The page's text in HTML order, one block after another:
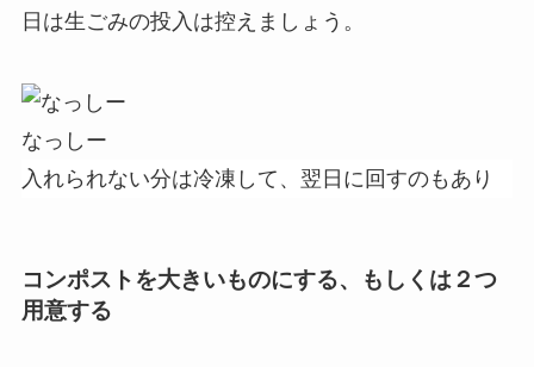
日は生ごみの投入は控えましょう。
なっしー
入れられない分は冷凍して、翌日に回すのもあり
コンポストを大きいものにする、もしくは２つ
用意する